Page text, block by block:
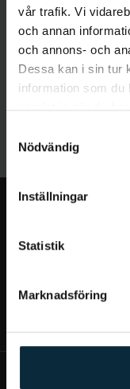
vår trafik. Vi
och annan
och annons- och
Dessa kan i sin tur
information som du
samlat in när du
Nödvändig
Inställningar
Statistik
Marknadsföring